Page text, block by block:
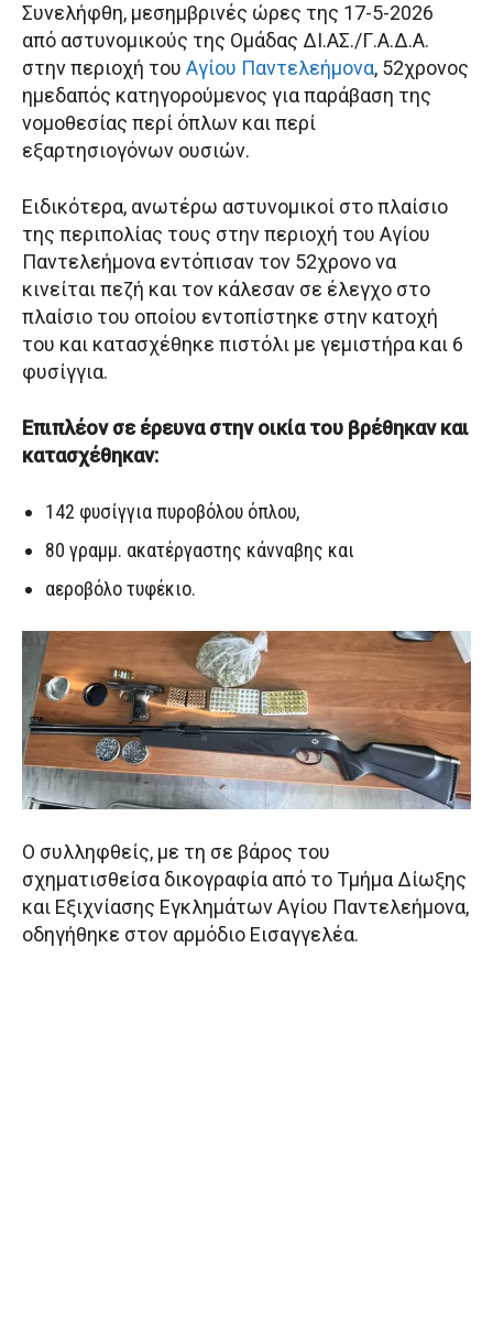
Συνελήφθη, μεσημβρινές ώρες της 17-5-2026
από αστυνομικούς της Ομάδας ΔΙ.ΑΣ./Γ.Α.Δ.Α.
στην περιοχή του Αγίου Παντελεήμονα, 52χρονος
ημεδαπός κατηγορούμενος για παράβαση της
νομοθεσίας περί όπλων και περί
εξαρτησιογόνων ουσιών.
Ειδικότερα, ανωτέρω αστυνομικοί στο πλαίσιο
της περιπολίας τους στην περιοχή του Αγίου
Παντελεήμονα εντόπισαν τον 52χρονο να
κινείται πεζή και τον κάλεσαν σε έλεγχο στο
πλαίσιο του οποίου εντοπίστηκε στην κατοχή
του και κατασχέθηκε πιστόλι με γεμιστήρα και 6
φυσίγγια.
Επιπλέον σε έρευνα στην οικία του βρέθηκαν και
κατασχέθηκαν:
142 φυσίγγια πυροβόλου όπλου,
80 γραμμ. ακατέργαστης κάνναβης και
αεροβόλο τυφέκιο.
Ο συλληφθείς, με τη σε βάρος του
σχηματισθείσα δικογραφία από το Τμήμα Δίωξης
και Εξιχνίασης Εγκλημάτων Αγίου Παντελεήμονα,
οδηγήθηκε στον αρμόδιο Εισαγγελέα.